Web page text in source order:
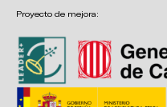
Proyecto de mejora: